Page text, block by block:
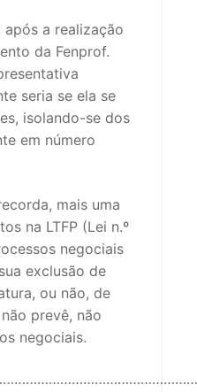
a realização
da Fenprof.
seria se ela se
isolando-se dos
em número
mais uma
na LTFP (Lei n.º
negociais
exclusão de
ou não, de
prevê, não
negociais.